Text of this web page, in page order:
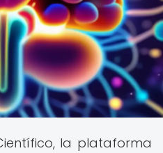
la plataforma